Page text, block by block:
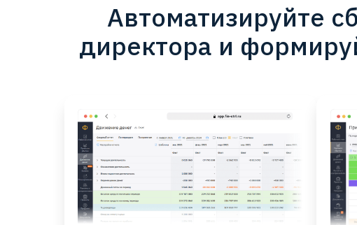
Автоматизируйте
директора и